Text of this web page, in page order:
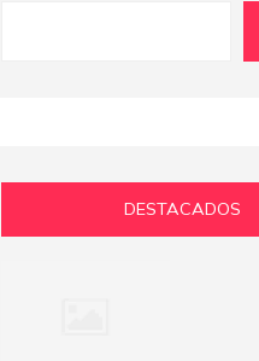
DESTACADOS